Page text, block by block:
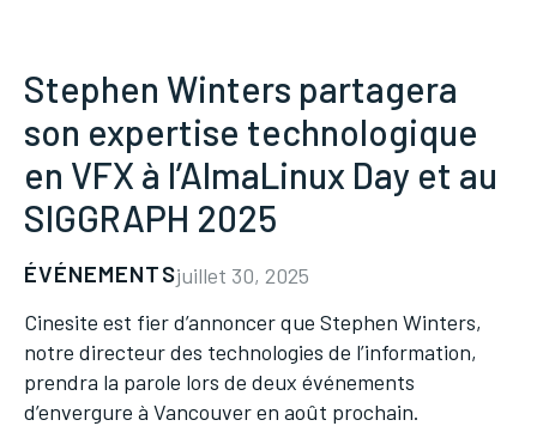
Stephen Winters partagera
son expertise technologique
en VFX à l’AlmaLinux Day et au
SIGGRAPH 2025
ÉVÉNEMENTSjuillet 30, 2025
Cinesite est fier d’annoncer que Stephen Winters,
notre directeur des technologies de l’information,
prendra la parole lors de deux événements
d’envergure à Vancouver en août prochain.